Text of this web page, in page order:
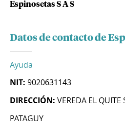
Espinosetas S A S
Datos de contacto de
Ayuda
NIT: 9020631143
DIRECCIÓN: VEREDA EL QUITE
PATAGUY